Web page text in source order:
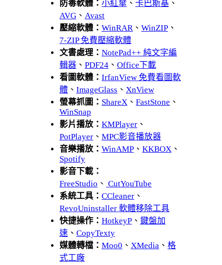
防毒軟體： 小紅傘 、 卡巴斯基 、
AVG 、 Avast
壓縮軟體： WinRAR、 WinZIP 、
7-ZIP 免費壓縮軟體
文書處理： NotePad++ 純文字編
輯器 、 PDF24 、 Office下載
看圖軟體： IrfanView 免費看圖軟
體 、 ImageGlass 、 XnView
螢幕抓圖： ShareX 、 FastStone 、
WinSnap
影片播放： KMPlayer 、
PotPlayer 、 MPC影音播放器
音樂播放： WinAMP 、 KKBOX 、
Spotify
影音下載：
FreeStudio 、 CutYouTube
系統工具： CCleaner 、
RevoUninstaller 軟體移除工具
快捷操作： HotkeyP 、 鍵盤加
速 、 CopyTexty
媒體轉檔： Moo0 、 XMedia 、 格
式工廠